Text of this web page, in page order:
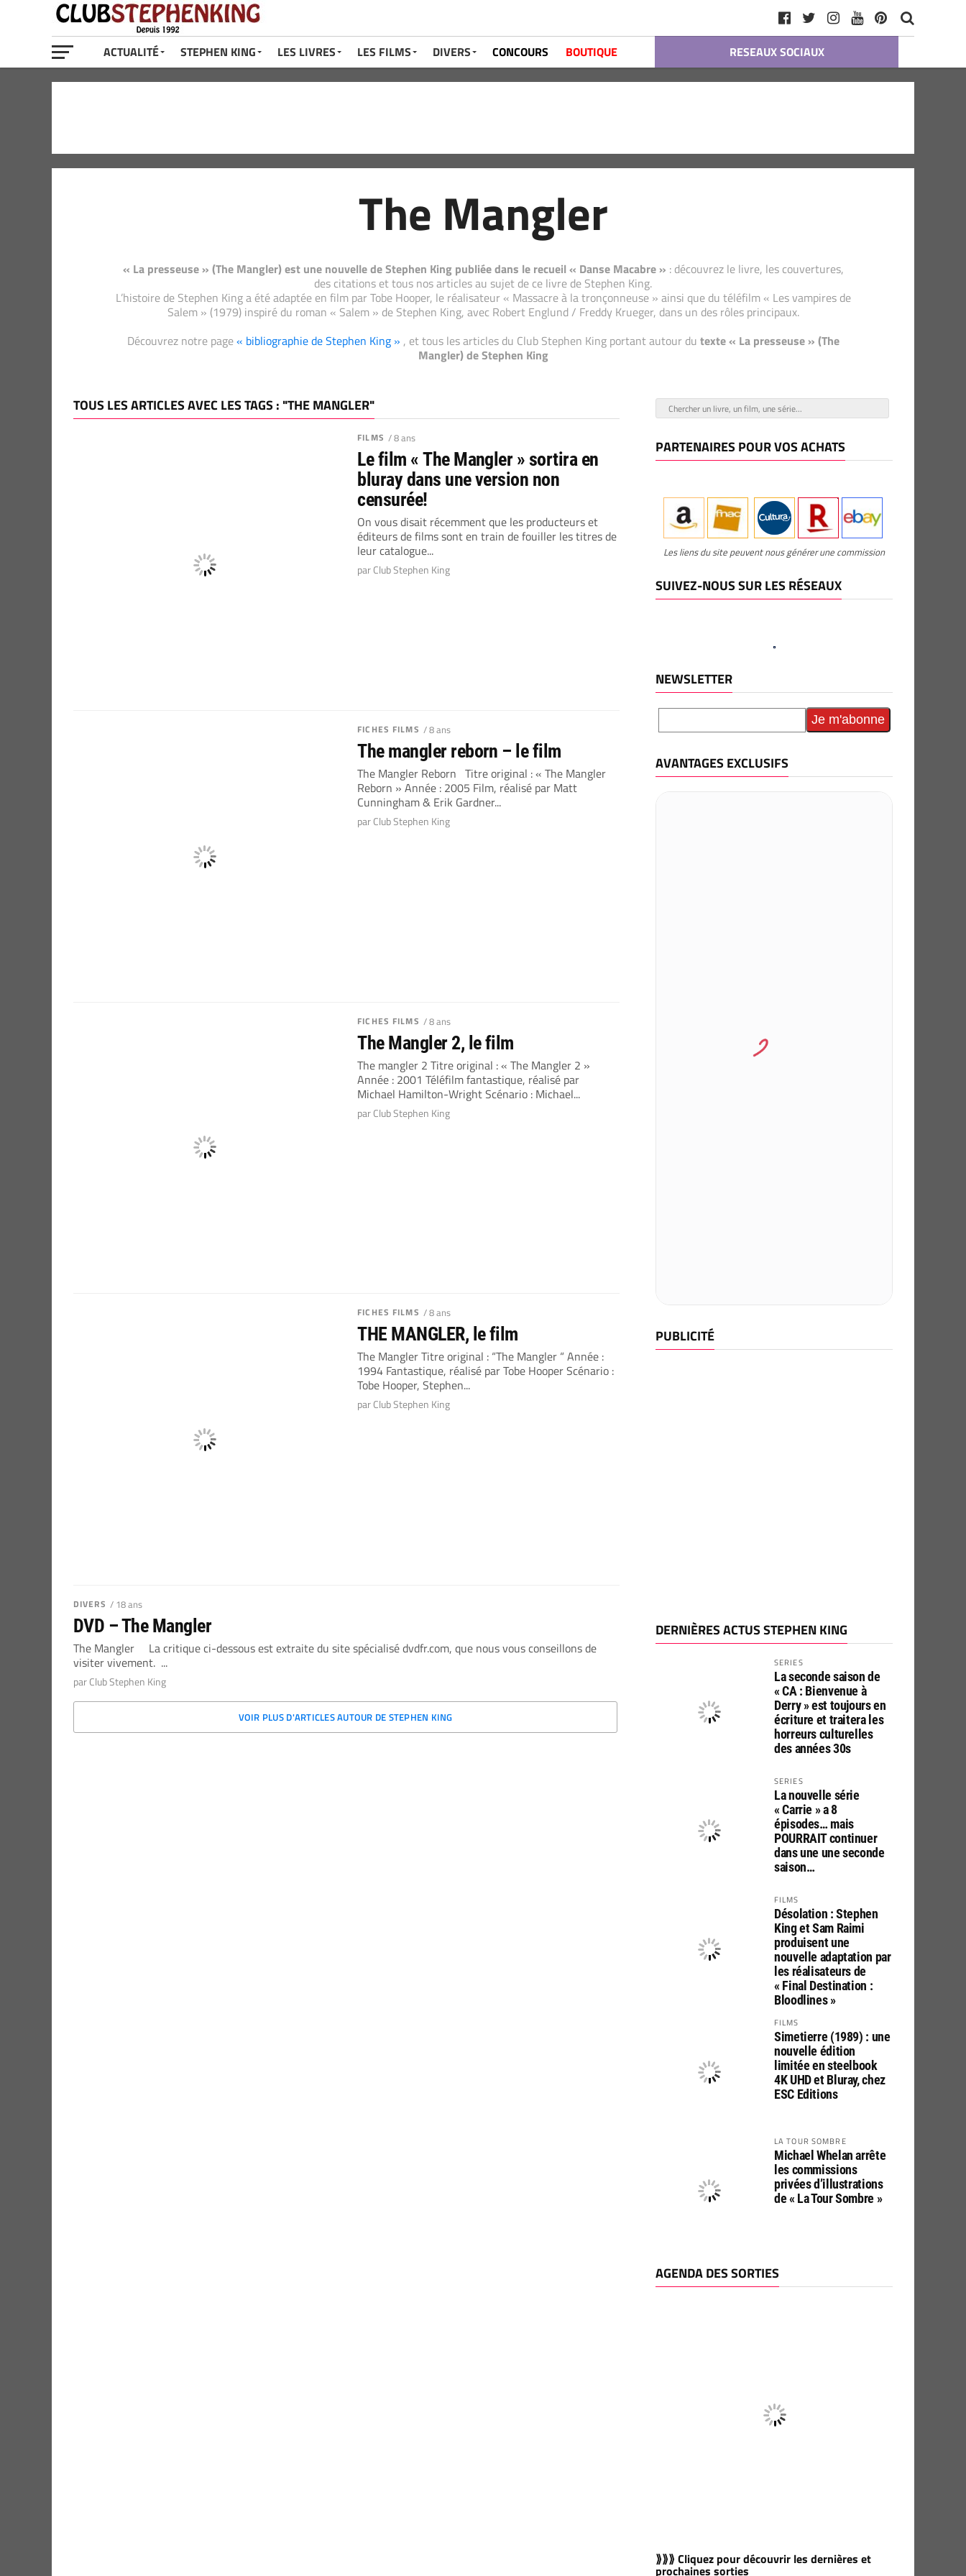
ACTUALITÉ STEPHEN KING LES LIVRES LES FILMS DIVERS CONCOURS BOUTIQUE RESEAUX SOCIAUX
The Mangler
« La presseuse » (The Mangler) est une nouvelle de Stephen King publiée dans le recueil « Danse Macabre » : découvrez le livre, les couvertures,
des citations et tous nos articles au sujet de ce livre de Stephen King.
L’histoire de Stephen King a été adaptée en film par Tobe Hooper, le réalisateur « Massacre à la tronçonneuse » ainsi que du téléfilm « Les vampires de
Salem » (1979) inspiré du roman « Salem » de Stephen King, avec Robert Englund / Freddy Krueger, dans un des rôles principaux.
Découvrez notre page« bibliographie de Stephen King » , et tous les articles du Club Stephen King portant autour du texte « La presseuse » (The
Mangler) de Stephen King
TOUS LES ARTICLES AVEC LES TAGS : "THE MANGLER"
FILMS / 8 ans
Le film « The Mangler » sortira en
bluray dans une version non
censurée!
On vous disait récemment que les producteurs et
éditeurs de films sont en train de fouiller les titres de
leur catalogue...
par Club Stephen King
FICHES FILMS / 8 ans
The mangler reborn – le film
The Mangler Reborn Titre original : « The Mangler
Reborn » Année : 2005 Film, réalisé par Matt
Cunningham & Erik Gardner...
par Club Stephen King
FICHES FILMS / 8 ans
The Mangler 2, le film
The mangler 2 Titre original : « The Mangler 2 »
Année : 2001 Téléfilm fantastique, réalisé par
Michael Hamilton-Wright Scénario : Michael...
par Club Stephen King
FICHES FILMS / 8 ans
THE MANGLER, le film
The Mangler Titre original : “The Mangler “ Année :
1994 Fantastique, réalisé par Tobe Hooper Scénario :
Tobe Hooper, Stephen...
par Club Stephen King
DIVERS / 18 ans
DVD – The Mangler
The Mangler La critique ci-dessous est extraite du site spécialisé dvdfr.com, que nous vous conseillons de
visiter vivement. ...
par Club Stephen King
VOIR PLUS D'ARTICLES AUTOUR DE STEPHEN KING
PARTENAIRES POUR VOS ACHATS
Les liens du site peuvent nous générer une commission
SUIVEZ-NOUS SUR LES RÉSEAUX
NEWSLETTER
AVANTAGES EXCLUSIFS
PUBLICITÉ
DERNIÈRES ACTUS STEPHEN KING
SERIES
La seconde saison de
« CA : Bienvenue à
Derry » est toujours en
écriture et traitera les
horreurs culturelles
des années 30s
SERIES
La nouvelle série
« Carrie » a 8
épisodes… mais
POURRAIT continuer
dans une une seconde
saison…
FILMS
Désolation : Stephen
King et Sam Raimi
produisent une
nouvelle adaptation par
les réalisateurs de
« Final Destination :
Bloodlines »
FILMS
Simetierre (1989) : une
nouvelle édition
limitée en steelbook
4K UHD et Bluray, chez
ESC Editions
LA TOUR SOMBRE
Michael Whelan arrête
les commissions
privées d’illustrations
de « La Tour Sombre »
AGENDA DES SORTIES
⟫⟫⟫ Cliquez pour découvrir les dernières et
prochaines sorties